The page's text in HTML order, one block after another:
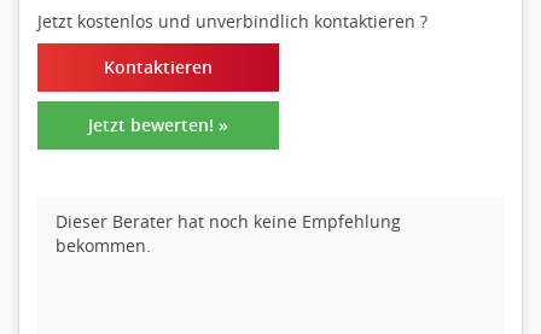
Jetzt kostenlos und unverbindlich kontaktieren ?
Kontaktieren
Jetzt bewerten! »
Dieser Berater hat noch keine Empfehlung
bekommen.